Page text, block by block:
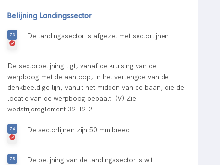
Belijning Landingssector
De landingssector is afgezet met sectorlijnen.
De sectorbelijning ligt, vanaf de kruising van de
werpboog met de aanloop, in het verlengde van de
denkbeeldige lijn, vanuit het midden van de baan, die de
locatie van de werpboog bepaalt. (V) Zie
wedstrijdreglement 32.12.2
De sectorlijnen zijn 50 mm breed.
De belijning van de landingssector is wit.